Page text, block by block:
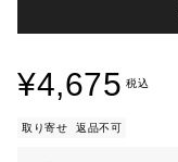
¥4,675 税込
取り寄せ 返品不可